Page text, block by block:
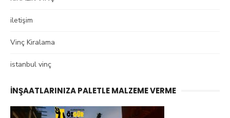
iletişim
Vinç Kiralama
istanbul vinç
İNŞAATLARINIZA PALETLE MALZEME VERME